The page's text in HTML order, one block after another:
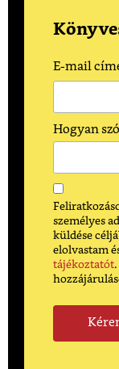
E-mail
Hogyan
személyes
küldése
elolvastam
tájékoztatót